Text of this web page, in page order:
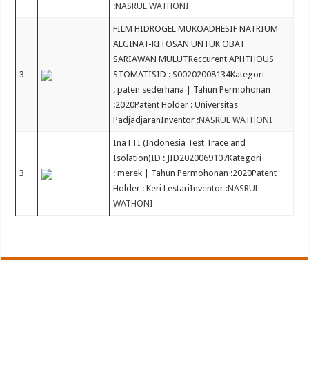
:NASRUL WATHONI
3
FILM HIDROGEL MUKOADHESIF NATRIUM
ALGINAT-KITOSAN UNTUK OBAT
SARIAWAN MULUTReccurent APHTHOUS
STOMATISID : S00202008134Kategori
: paten sederhana | Tahun Permohonan
:2020Patent Holder : Universitas
PadjadjaranInventor :NASRUL WATHONI
3
InaTTI (Indonesia Test Trace and
Isolation)ID : JID2020069107Kategori
: merek | Tahun Permohonan :2020Patent
Holder : Keri LestariInventor :NASRUL
WATHONI